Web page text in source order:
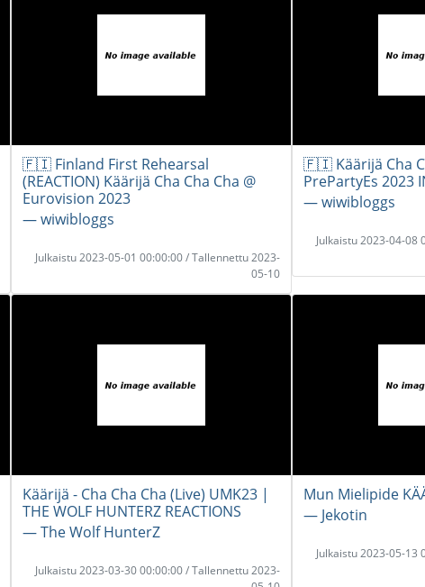
🇫🇮 Finland First Rehearsal
(REACTION) Käärijä Cha Cha Cha @
Eurovision 2023
― wiwibloggs
Julkaistu 2023-05-01 00:00:00 / Tallennettu 2023-
05-10
🇫🇮 Käärijä Cha
PrePartyEs 2023
― wiwibloggs
Julkaistu 2023-04-08
Käärijä - Cha Cha Cha (Live) UMK23 |
THE WOLF HUNTERZ REACTIONS
― The Wolf HunterZ
Julkaistu 2023-03-30 00:00:00 / Tallennettu 2023-
Mun Mielipide
― Jekotin
Julkaistu 2023-05-13